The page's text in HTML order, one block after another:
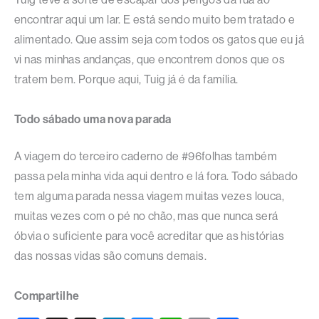
encontrar aqui um lar. E está sendo muito bem tratado e
alimentado. Que assim seja com todos os gatos que eu já
vi nas minhas andanças, que encontrem donos que os
tratem bem. Porque aqui, Tuig já é da família.
Todo sábado uma nova parada
A viagem do terceiro caderno de #96folhas também
passa pela minha vida aqui dentro e lá fora. Todo sábado
tem alguma parada nessa viagem muitas vezes louca,
muitas vezes com o pé no chão, mas que nunca será
óbvia o suficiente para você acreditar que as histórias
das nossas vidas são comuns demais.
Compartilhe